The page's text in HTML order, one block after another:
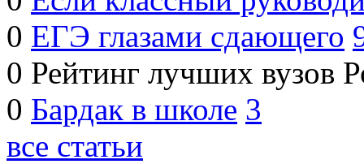
0 ЕГЭ глазами сдающего
0 Рейтинг лучших вузов
0 Бардак в школе 3
все статьи